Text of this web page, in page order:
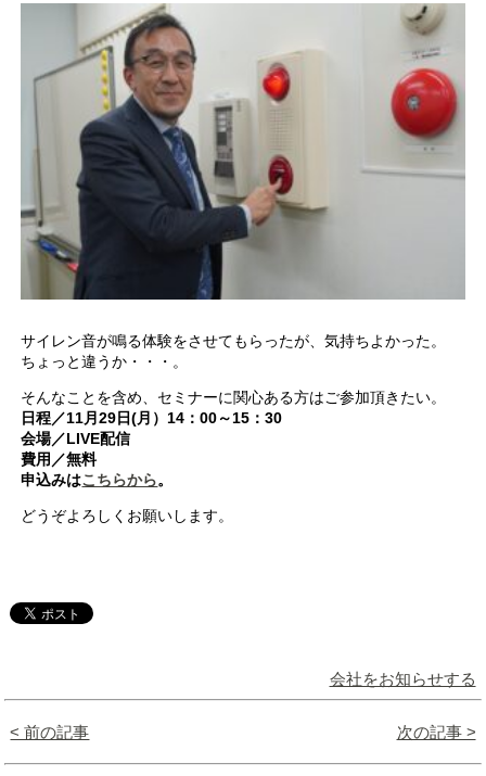
サイレン音が鳴る体験をさせてもらったが、気持ちよかった。
ちょっと違うか・・・。
そんなことを含め、セミナーに関心ある方はご参加頂きたい。
日程／11月29日(月）14：00～15：30
会場／LIVE配信
費用／無料
申込みはこちらから。
どうぞよろしくお願いします。
会社をお知らせする
< 前の記事 次の記事 >